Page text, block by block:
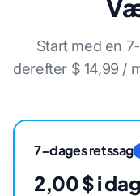
Start med en
derefter $ 14,99 /
7-dages retssag
2,00 $ i dag